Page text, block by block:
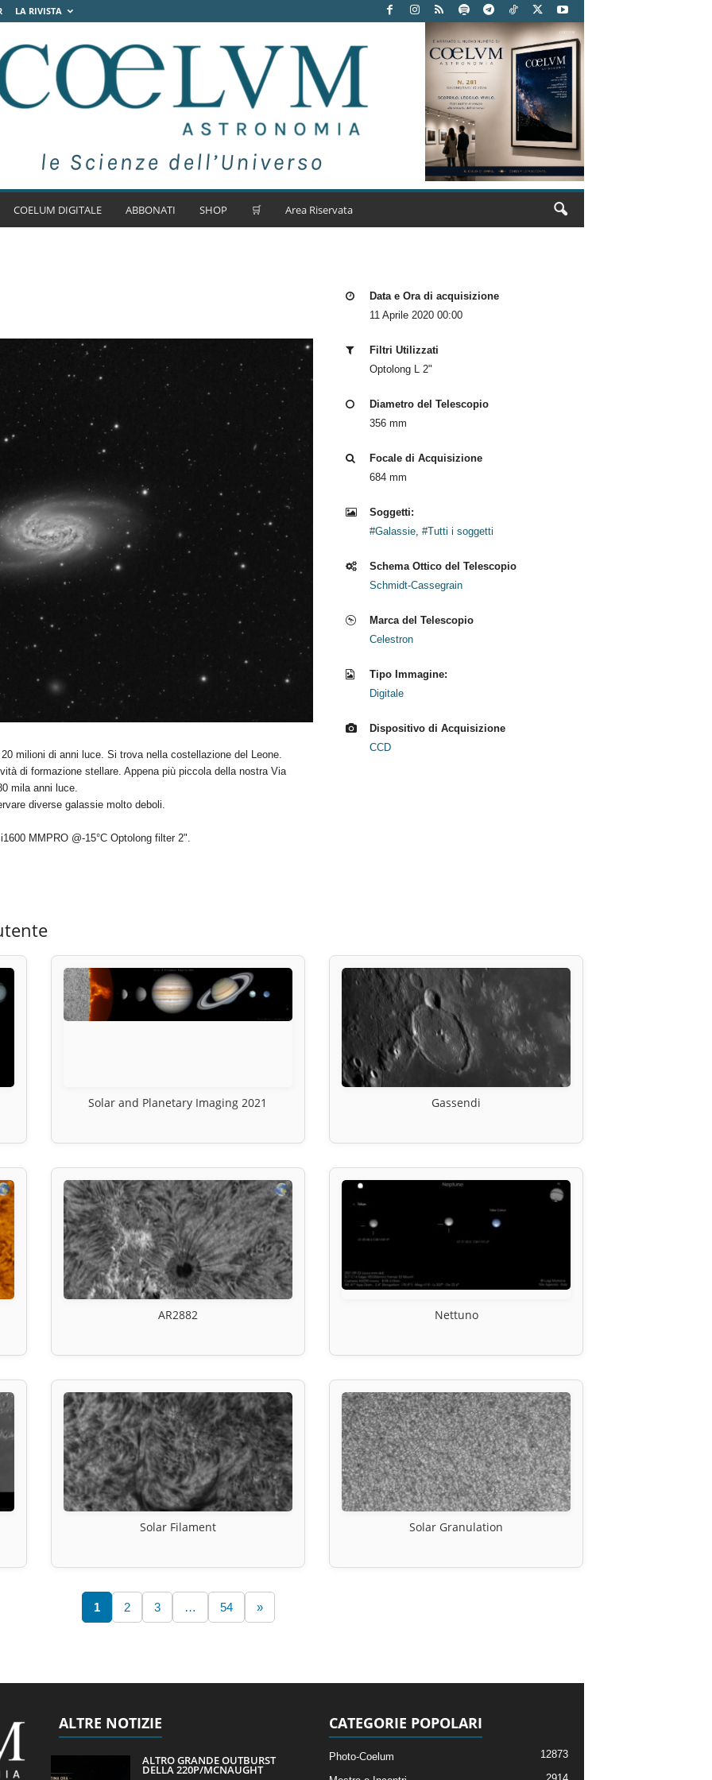
LA RIVISTA
COELUM DIGITALE ABBONATI SHOP 🛒 Area Riservata
milioni di anni luce. Si trova nella costellazione del Leone.
di formazione stellare. Appena più piccola della nostra Via
mila anni luce.
diverse galassie molto deboli.
MMPRO @-15°C Optolong filter 2".
Data e Ora di acquisizione
11 Aprile 2020 00:00
Filtri Utilizzati
Optolong L 2"
Diametro del Telescopio
356 mm
Focale di Acquisizione
684 mm
Soggetti:
#Galassie, #Tutti i soggetti
Schema Ottico del Telescopio
Schmidt-Cassegrain
Marca del Telescopio
Celestron
Tipo Immagine:
Digitale
Dispositivo di Acquisizione
CCD
Solar and Planetary Imaging 2021 Gassendi
AR2882 Nettuno
Solar Filament Solar Granulation
1 2 3 … 54 »
ALTRE NOTIZIE
ALTRO GRANDE OUTBURST
DELLA 220P/MCNAUGHT
CATEGORIE POPOLARI
Photo-Coelum 12873